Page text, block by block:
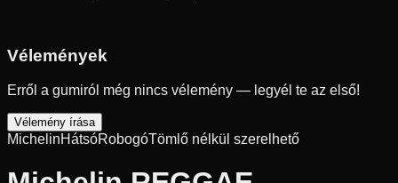
Vélemények
Erről a gumiról még nincs vélemény — legyél te az első!
Vélemény írása
MichelinHátsóRobogóTömlő nélkül szerelhető